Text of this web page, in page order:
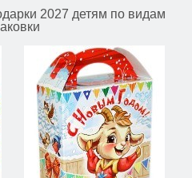
2027 детям по видам